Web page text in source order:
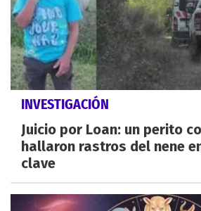
INVESTIGACIÓN
Juicio por Loan: un perito
hallaron rastros del nene
clave